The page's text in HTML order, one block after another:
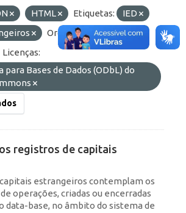
HTML Etiquetas:
IED
Organizações:
Licenças:
para Bases de Dados (ODbL) do
registros de capitais
estrangeiros contemplam os
operações, criadas ou encerradas
data-base, no âmbito do sistema de